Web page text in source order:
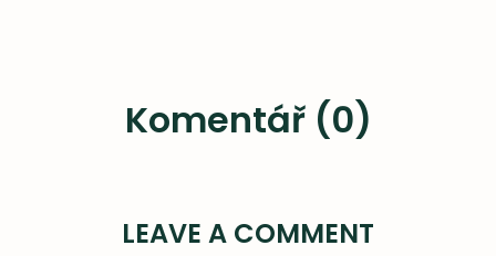
Komentář (0)
LEAVE A COMMENT